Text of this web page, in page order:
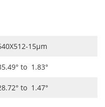
15μm
to 1.83°
to 1.47°